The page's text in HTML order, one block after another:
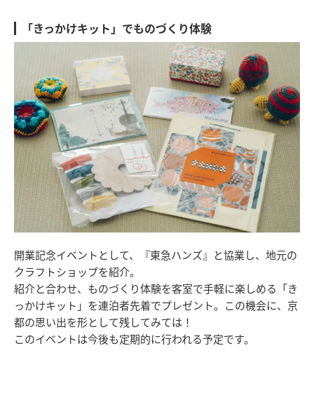
「きっかけキット」でものづくり体験
開業記念イベントとして、『東急ハンズ』と協業し、地元の
クラフトショップを紹介。
紹介と合わせ、ものづくり体験を客室で手軽に楽しめる「き
っかけキット」を連泊者先着でプレゼント。この機会に、京
都の思い出を形として残してみては！
このイベントは今後も定期的に行われる予定です。